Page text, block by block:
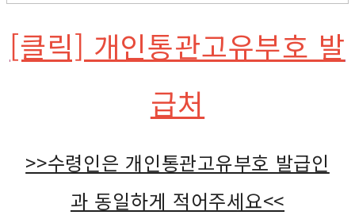
[클릭] 개인통관고유부호 발
급처
>>수령인은 개인통관고유부호 발급인
과 동일하게 적어주세요<<